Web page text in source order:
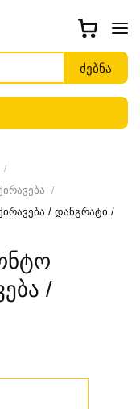
/ დანგრატი /
/